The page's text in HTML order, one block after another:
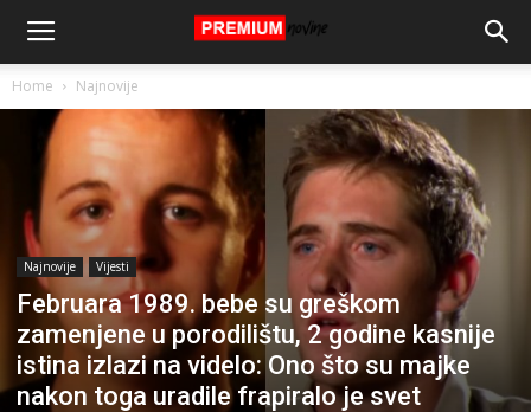
Home Najnovije
Najnovije Vijesti
Februara 1989. bebe su greškom
zamenjene u porodilištu, 2 godine kasnije
istina izlazi na videlo: Ono što su majke
nakon toga uradile frapiralo je svet